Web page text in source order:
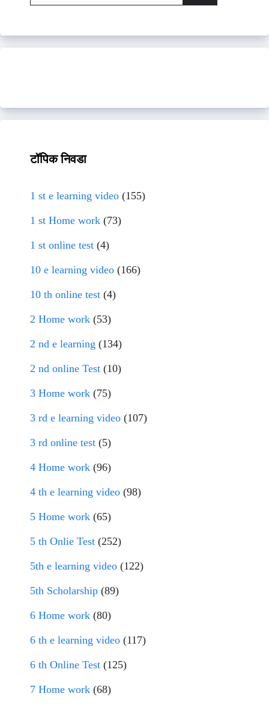
for:
टॉपिक निवडा
1 st e learning video (155)
1 st Home work (73)
1 st online test (4)
10 e learning video (166)
10 th online test (4)
2 Home work (53)
2 nd e learning (134)
2 nd online Test (10)
3 Home work (75)
3 rd e learning video (107)
3 rd online test (5)
4 Home work (96)
4 th e learning video (98)
5 Home work (65)
5 th Onlie Test (252)
5th e learning video (122)
5th Scholarship (89)
6 Home work (80)
6 th e learning video (117)
6 th Online Test (125)
7 Home work (68)